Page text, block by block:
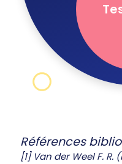
Références
[1] Van der Weel F.